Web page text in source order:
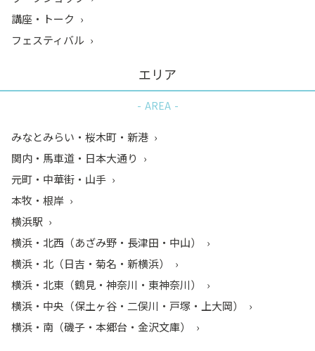
講座・トーク
フェスティバル
エリア
AREA
みなとみらい・桜木町・新港
関内・馬車道・日本大通り
元町・中華街・山手
本牧・根岸
横浜駅
横浜・北西（あざみ野・長津田・中山）
横浜・北（日吉・菊名・新横浜）
横浜・北東（鶴見・神奈川・東神奈川）
横浜・中央（保土ヶ谷・二俣川・戸塚・上大岡）
横浜・南（磯子・本郷台・金沢文庫）